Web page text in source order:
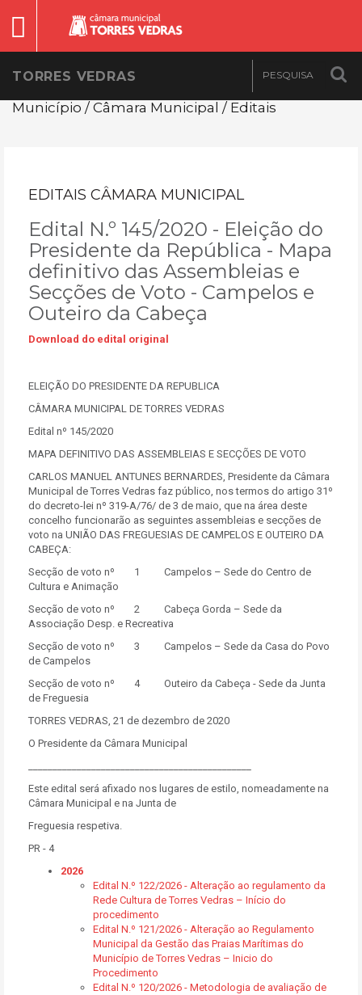
TORRES VEDRAS
Município / Câmara Municipal / Editais
EDITAIS CÂMARA MUNICIPAL
Edital N.º 145/2020 - Eleição do
Presidente da República - Mapa
definitivo das Assembleias e
Secções de Voto - Campelos e
Outeiro da Cabeça
Download do edital original
ELEIÇÃO DO PRESIDENTE DA REPUBLICA
CÂMARA MUNICIPAL DE TORRES VEDRAS
Edital nº 145/2020
MAPA DEFINITIVO DAS ASSEMBLEIAS E SECÇÕES DE VOTO
CARLOS MANUEL ANTUNES BERNARDES, Presidente da Câmara
Municipal de Torres Vedras faz público, nos termos do artigo 31º
do decreto-lei nº 319-A/76/ de 3 de maio, que na área deste
concelho funcionarão as seguintes assembleias e secções de
voto na UNIÃO DAS FREGUESIAS DE CAMPELOS E OUTEIRO DA
CABEÇA:
Secção de voto nº 1 Campelos – Sede do Centro de
Cultura e Animação
Secção de voto nº 2 Cabeça Gorda – Sede da
Associação Desp. e Recreativa
Secção de voto nº 3 Campelos – Sede da Casa do Povo
de Campelos
Secção de voto nº 4 Outeiro da Cabeça - Sede da Junta
de Freguesia
TORRES VEDRAS, 21 de dezembro de 2020
O Presidente da Câmara Municipal
Este edital será afixado nos lugares de estilo, nomeadamente na
Câmara Municipal e na Junta de
Freguesia respetiva.
PR - 4
2026
Edital N.º 122/2026 - Alteração ao regulamento da
Rede Cultura de Torres Vedras – Início do
procedimento
Edital N.º 121/2026 - Alteração ao Regulamento
Municipal da Gestão das Praias Marítimas do
Município de Torres Vedras – Inicio do
Procedimento
Edital N.º 120/2026 - Metodologia de avaliação de